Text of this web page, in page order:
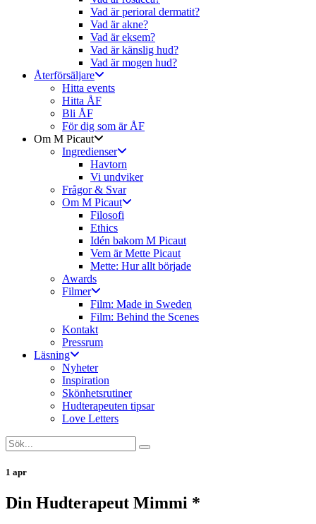
Vad är perioral dermatit?
Vad är akne?
Vad är eksem?
Vad är känslig hud?
Vad är mogen hud?
Återförsäljare
Hitta events
Hitta ÅF
Bli ÅF
För dig som är ÅF
Om M Picaut
Ingredienser
Havtorn
Vi undviker
Frågor & Svar
Om M Picaut
Filosofi
Ethics
Idén bakom M Picaut
Vem är Mette Picaut
Mette: Hur allt började
Awards
Filmer
Film: Made in Sweden
Film: Behind the Scenes
Kontakt
Pressrum
Läsning
Nyheter
Inspiration
Skönhetsrutiner
Hudterapeuten tipsar
Love Letters
1 apr
Din Hudterapeut Mimmi *